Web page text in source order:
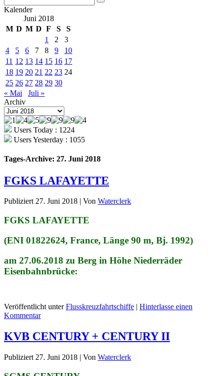
Kalender
Juni 2018
M D M D F S
S
1
2
3
4
5 6 7 8 9
10
11 12 13 14 15 16 17
18 19 20 21 22 23 24
25 26 27 28 29 30
« Mai
Juli »
Archiv
Archiv
Users Today : 1224
Users Yesterday : 1055
Tages-Archive: 27. Juni 2018
FGKS LAFAYETTE
Publiziert 27. Juni 2018 | Von Waterclerk
FGKS LAFAYETTE
(ENI 01822624, France, Länge 90 m, Bj. 1992)
am 27.06.2018 zu Berg in Höhe Niederräder
Eisenbahnbrücke:
Veröffentlicht unter Flusskreuzfahrtschiffe | Hinterlasse einen
Kommentar
KVB CENTURY + CENTURY II
Publiziert 27. Juni 2018 | Von Waterclerk